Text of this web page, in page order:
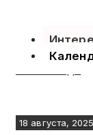
18 августа, 2025